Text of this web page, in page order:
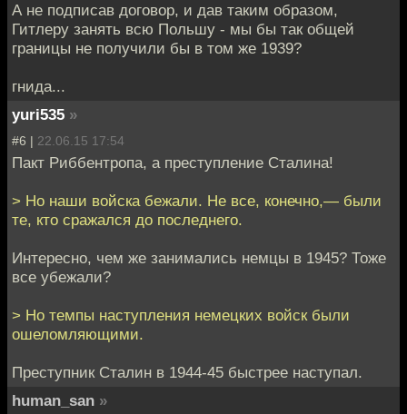
А не подписав договор, и дав таким образом,
Гитлеру занять всю Польшу - мы бы так общей
границы не получили бы в том же 1939?
гнида...
yuri535 »
#6 | 22.06.15 17:54
Пакт Риббентропа, а преступление Сталина!
> Но наши войска бежали. Не все, конечно,— были
те, кто сражался до последнего.
Интересно, чем же занимались немцы в 1945? Тоже
все убежали?
> Но темпы наступления немецких войск были
ошеломляющими.
Преступник Сталин в 1944-45 быстрее наступал.
human_san »